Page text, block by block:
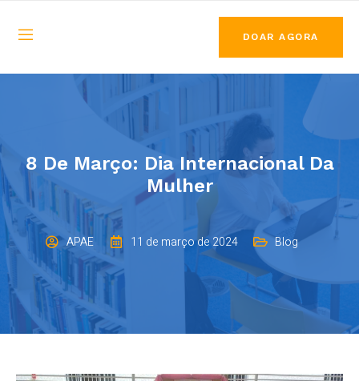
DOAR AGORA
8 De Março: Dia Internacional Da
Mulher
APAE 11 de março de 2024 Blog